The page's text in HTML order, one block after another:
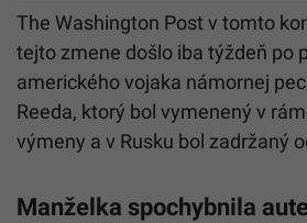
The Washington Post v tomto
tejto zmene došlo iba týždeň po
amerického vojaka námornej
Reeda, ktorý bol vymenený v
výmeny a v Rusku bol zadržaný
Manželka spochybnila